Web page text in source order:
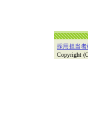
採用担当者
Copyright